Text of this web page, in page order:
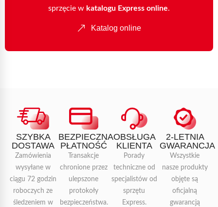
sprzęcie w katalogu Express online.
Katalog online
SZYBKA
DOSTAWA
Zamówienia
wysyłane w
ciągu 72 godzin
roboczych ze
śledzeniem w
BEZPIECZNA
PŁATNOŚĆ
Transakcje
chronione przez
ulepszone
protokoły
bezpieczeństwa.
OBSŁUGA
KLIENTA
Porady
techniczne od
specjalistów od
sprzętu
Express.
2-LETNIA
GWARANCJA
Wszystkie
nasze produkty
objęte są
oficjalną
gwarancją